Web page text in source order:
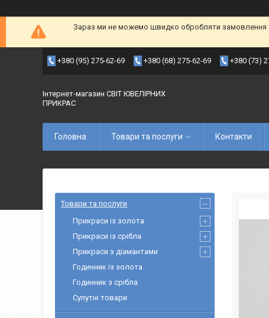
Зараз ми не можемо швидко обробляти замовлення
+380 (95) 275-62-69 +380 (68) 275-62-69 +380 (73)
Інтернет-магазин СВІТ ЮВЕЛІРНИХ
ПРИКРАС
Головна Товари та послуги Контакти
Товари та послуги
Прикраси із золота
Прикраси із срібла
Прикраси з діамантами
Годинник із золота
Годинник з срібла
Супутні товари